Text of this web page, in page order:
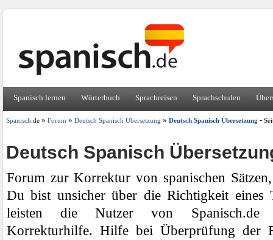
Spanisch lernen Wörterbuch Sprachreisen Sprachschulen
Spanisch .de» Forum» Deutsch Spanisch Übersetzung » Deutsch Spanisch Übersetzung-
Deutsch Spanisch
Forum zur Korrektur von spanischen
Du bist unsicher über die Richtigkeit eines
leisten die Nutzer von Spanisch.de
Korrekturhilfe. Hilfe bei Überprüfung der